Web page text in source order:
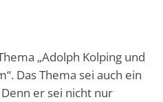
„Adolph Kolping und
Das Thema sei auch ein
er sei nicht nur